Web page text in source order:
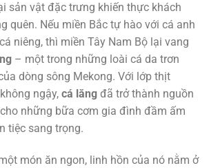
sản vật đặc trưng khiến thực khách
quên. Nếu miền Bắc tự hào với cá anh
niêng, thì miền Tây Nam Bộ lại vang
– một trong những loài cá da trơn
dòng sông Mekong. Với lớp thịt
ngậy, cá lăng đã trở thành nguồn
những bữa cơm gia đình đầm ấm
tiệc sang trọng.
món ăn ngon, linh hồn của nó nằm ở